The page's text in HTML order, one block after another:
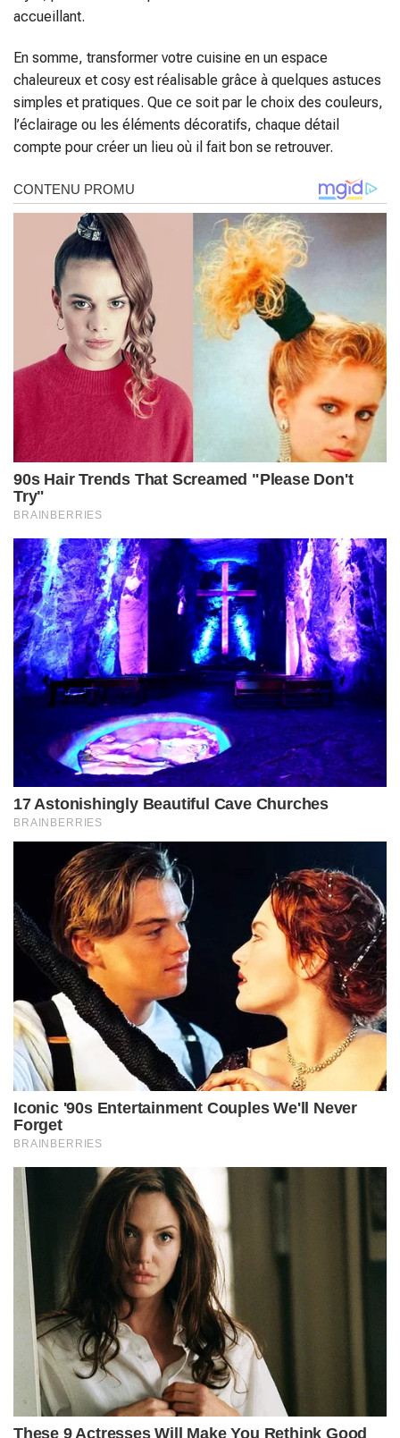
accueillant.
En somme, transformer votre cuisine en un espace
chaleureux et cosy est réalisable grâce à quelques astuces
simples et pratiques. Que ce soit par le choix des couleurs,
l’éclairage ou les éléments décoratifs, chaque détail
compte pour créer un lieu où il fait bon se retrouver.